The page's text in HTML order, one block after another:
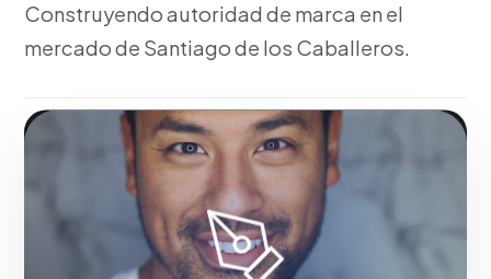
Construyendo autoridad de marca en el
mercado de Santiago de los Caballeros.
Fase 1:
Con nuestra metodología, investigación de
mercado y levantamiento de requerimientos. Con
resultados reales para el mercado de Santiago de los
Caballeros.